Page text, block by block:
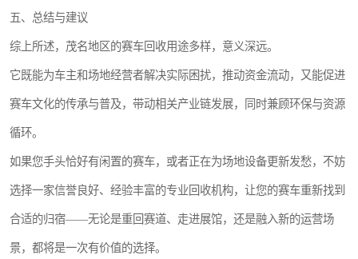
五、总结与建议
综上所述，茂名地区的赛车回收用途多样，意义深远。
它既能为车主和场地经营者解决实际困扰，推动资金流动，又能促进
赛车文化的传承与普及，带动相关产业链发展，同时兼顾环保与资源
循环。
如果您手头恰好有闲置的赛车，或者正在为场地设备更新发愁，不妨
选择一家信誉良好、经验丰富的专业回收机构，让您的赛车重新找到
合适的归宿——无论是重回赛道、走进展馆，还是融入新的运营场
景，都将是一次有价值的选择。